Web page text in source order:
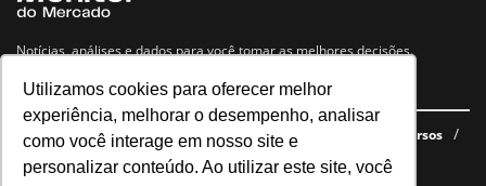
Utilizamos cookies para oferecer melhor
experiência, melhorar o desempenho, analisar
como você interage em nosso site e
personalizar conteúdo. Ao utilizar este site, você
Notícias, análises e dados para você tomar as melhores decisões.
Navegue no site
Últimas notícias Quem somos E-books gratuitos
Cursos
Política de privacidade